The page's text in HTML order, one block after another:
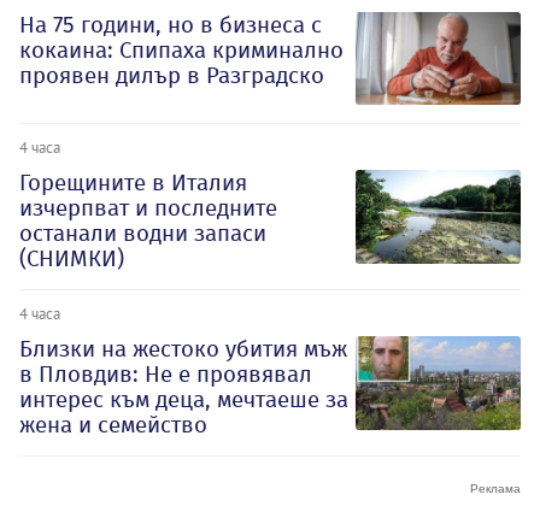
На 75 години, но в бизнеса с
кокаина: Спипаха криминално
проявен дилър в Разградско
4 часа
Горещините в Италия
изчерпват и последните
останали водни запаси
(СНИМКИ)
4 часа
Близки на жестоко убития мъж
в Пловдив: Не е проявявал
интерес към деца, мечтаеше за
жена и семейство